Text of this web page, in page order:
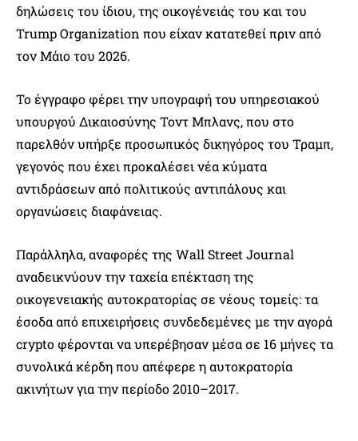
δηλώσεις του ίδιου, της οικογένειάς του και του
Trump Organization που είχαν κατατεθεί πριν από
τον Μάιο του 2026.
Το έγγραφο φέρει την υπογραφή του υπηρεσιακού
υπουργού Δικαιοσύνης Τοντ Μπλανς, που στο
παρελθόν υπήρξε προσωπικός δικηγόρος του Τραμπ,
γεγονός που έχει προκαλέσει νέα κύματα
αντιδράσεων από πολιτικούς αντιπάλους και
οργανώσεις διαφάνειας.
Παράλληλα, αναφορές της Wall Street Journal
αναδεικνύουν την ταχεία επέκταση της
οικογενειακής αυτοκρατορίας σε νέους τομείς: τα
έσοδα από επιχειρήσεις συνδεδεμένες με την αγορά
crypto φέρονται να υπερέβησαν μέσα σε 16 μήνες τα
συνολικά κέρδη που απέφερε η αυτοκρατορία
ακινήτων για την περίοδο 2010–2017.